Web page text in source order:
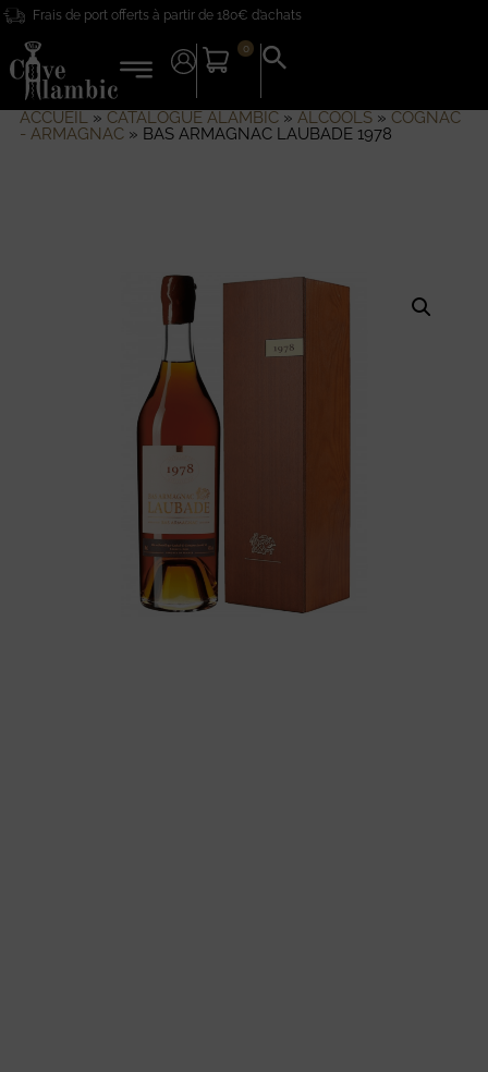
Frais de port offerts à partir de 180€ d’achats
0
Search
for:
ACCUEIL» CATALOGUE ALAMBIC» ALCOOLS» COGNAC
- ARMAGNAC» BAS ARMAGNAC LAUBADE 1978